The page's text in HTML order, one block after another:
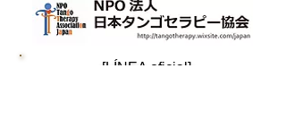
​[LÍNEA oficial]